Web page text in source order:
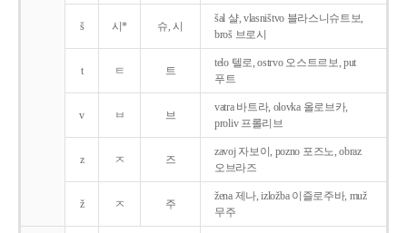
š 시* 슈, 시
šal 샬, vlasništvo 블라스니슈트보,
broš 브로시
t ㅌ 트
telo 텔로, ostrvo 오스트르보, put
푸트
v ㅂ 브
vatra 바트라, olovka 올로브카,
proliv 프롤리브
z ㅈ 즈
zavoj 자보이, pozno 포즈노, obraz
오브라즈
ž ㅈ 주
žena 제나, izložba 이즐로주바, muž
무주